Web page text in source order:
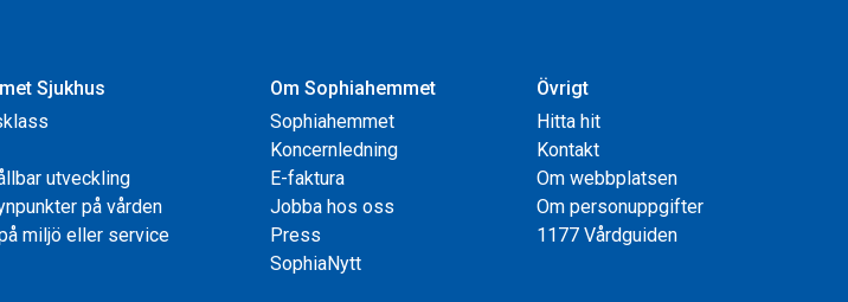
Sjukhus
utveckling
på vården
miljö eller service
Om Sophiahemmet
Sophiahemmet
Koncernledning
E-faktura
Jobba hos oss
Press
SophiaNytt
Övrigt
Hitta hit
Kontakt
Om webbplatsen
Om personuppgifter
1177 Vårdguiden